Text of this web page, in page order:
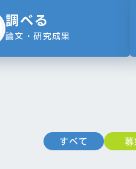
調べる
論文・研究成果
すべて